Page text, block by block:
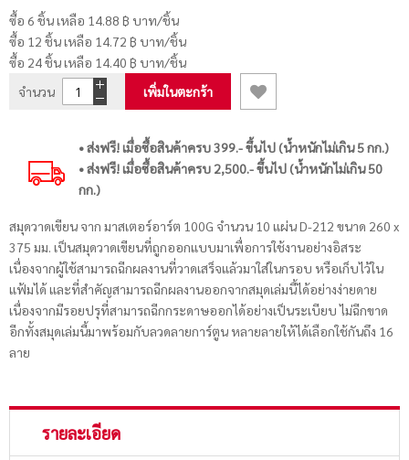
ซื้อ 6 ชิ้น เหลือ 14.88 ฿ บาท/ชิ้น
ซื้อ 12 ชิ้น เหลือ 14.72 ฿ บาท/ชิ้น
ซื้อ 24 ชิ้น เหลือ 14.40 ฿ บาท/ชิ้น
จำนวน
เพิ่มในตะกร้า
• ส่งฟรี! เมื่อซื้อสินค้าครบ 399.- ขึ้นไป (น้ำหนักไม่เกิน 5 กก.)
• ส่งฟรี! เมื่อซื้อสินค้าครบ 2,500.- ขึ้นไป (น้ำหนักไม่เกิน 50
กก.)
สมุดวาดเขียน จาก มาสเตอร์อาร์ต 100G จำนวน 10 แผ่น D-212 ขนาด 260 x
375 มม. เป็นสมุดวาดเขียนที่ถูกออกแบบมาเพื่อการใช้งานอย่างอิสระ
เนื่องจากผู้ใช้สามารถฉีกผลงานที่วาดเสร็จแล้วมาใส่ในกรอบ หรือเก็บไว้ใน
แฟ้มได้ และที่สำคัญสามารถฉีกผลงานออกจากสมุดเล่มนี้ได้อย่างง่ายดาย
เนื่องจากมีรอยปรุที่สามารถฉีกกระดาษออกได้อย่างเป็นระเบียบ ไม่ฉีกขาด
อีกทั้งสมุดเล่มนี้มาพร้อมกับลวดลายการ์ตูน หลายลายให้ได้เลือกใช้กันถึง 16
ลาย
รายละเอียด